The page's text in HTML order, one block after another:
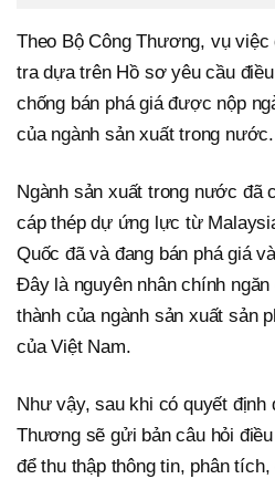
Theo Bộ Công Thương, vụ
tra dựa trên Hồ sơ yêu cầu
chống bán phá giá được nộp
của ngành sản xuất trong nước.
Ngành sản xuất trong nước đã
cáp thép dự ứng lực từ
Quốc đã và đang bán phá giá
Đây là nguyên nhân chính
thành của ngành sản xuất sản
của Việt Nam.
Như vậy, sau khi có quyết định
Thương sẽ gửi bản câu hỏi
để thu thập thông tin, phân